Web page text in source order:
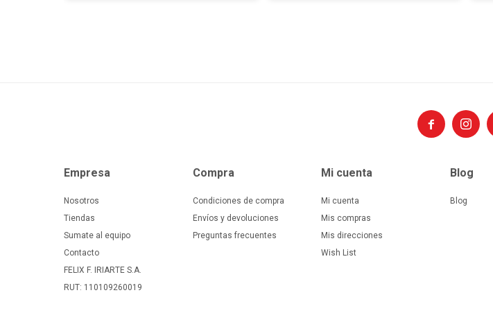
 
Empresa
Nosotros
Tiendas
Sumate al equipo
Contacto
FELIX F. IRIARTE S.A.
RUT: 110109260019
Compra
Condiciones de compra
Envíos y devoluciones
Preguntas frecuentes
Mi cuenta
Mi cuenta
Mis compras
Mis direcciones
Wish List
Blog
Blog